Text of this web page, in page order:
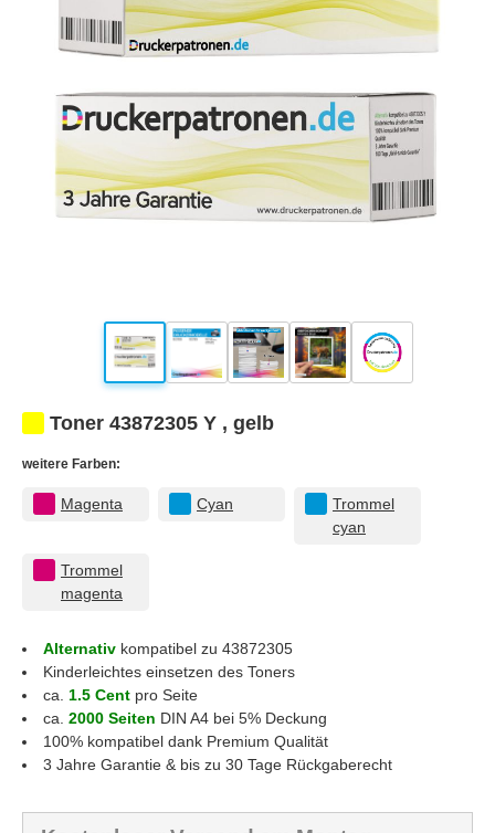
Toner 43872305 Y , gelb
weitere Farben:
Magenta Cyan
Trommel
cyan
Trommel
magenta
Alternativ kompatibel zu 43872305
Kinderleichtes einsetzen des Toners
ca. 1.5 Cent pro Seite
ca. 2000 Seiten DIN A4 bei 5% Deckung
100% kompatibel dank Premium Qualität
3 Jahre Garantie & bis zu 30 Tage Rückgaberecht